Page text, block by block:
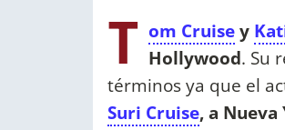
T om Cruisey
Hollywood. Su
términos ya que el
Suri Cruise, a Nueva